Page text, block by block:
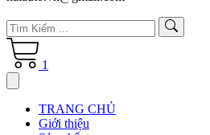
1
TRANG CHỦ
Giới thiệu